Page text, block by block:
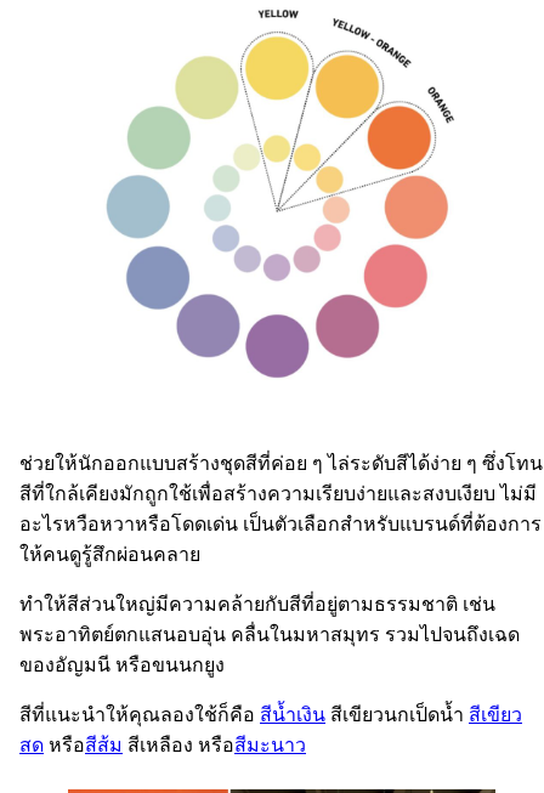
ช่วยให้นักออกแบบสร้างชุดสีที่ค่อย ๆ ไล่ระดับสีได้ง่าย ๆ ซึ่งโทน
สีที่ใกล้เคียงมักถูกใช้เพื่อสร้างความเรียบง่ายและสงบเงียบ ไม่มี
อะไรหวือหวาหรือโดดเด่น เป็นตัวเลือกสำหรับแบรนด์ที่ต้องการ
ให้คนดูรู้สึกผ่อนคลาย
ทำให้สีส่วนใหญ่มีความคล้ายกับสีที่อยู่ตามธรรมชาติ เช่น
พระอาทิตย์ตกแสนอบอุ่น คลื่นในมหาสมุทร รวมไปจนถึงเฉด
ของอัญมนี หรือขนนกยูง
สีที่แนะนำให้คุณลองใช้ก็คือ สีน้ำเงิน สีเขียวนกเป็ดน้ำ สีเขียว
สด หรือสีส้ม สีเหลือง หรือสีมะนาว